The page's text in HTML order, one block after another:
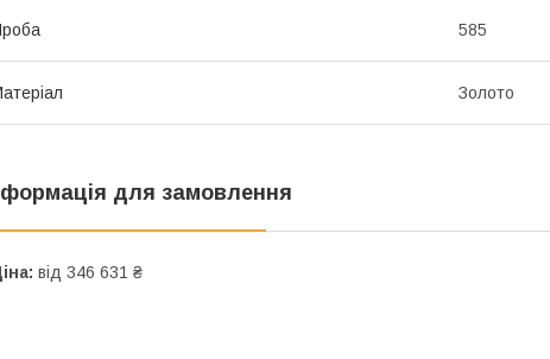
585
Золото
для замовлення
від 346 631 ₴